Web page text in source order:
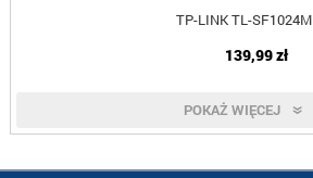
TP-LINK TL-SF1024M
139,99 zł
POKAŻ WIĘCEJ